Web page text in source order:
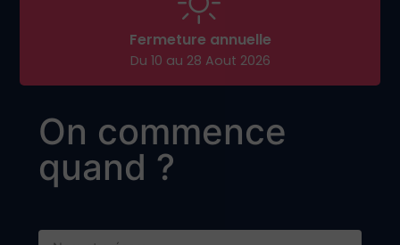
Fermeture annuelle
Du 10 au 28 Aout 2026
On commence
quand ?